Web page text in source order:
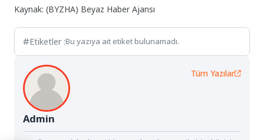
Kaynak: (BYZHA) Beyaz Haber Ajansı
Etiketler :Bu yazıya ait etiket bulunamadı.
Admin
Tüm Yazılar